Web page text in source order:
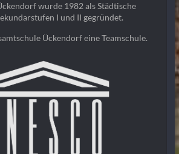
wurde 1982 als Städtische
I und II gegründet.
Ückendorf eine Teamschule.